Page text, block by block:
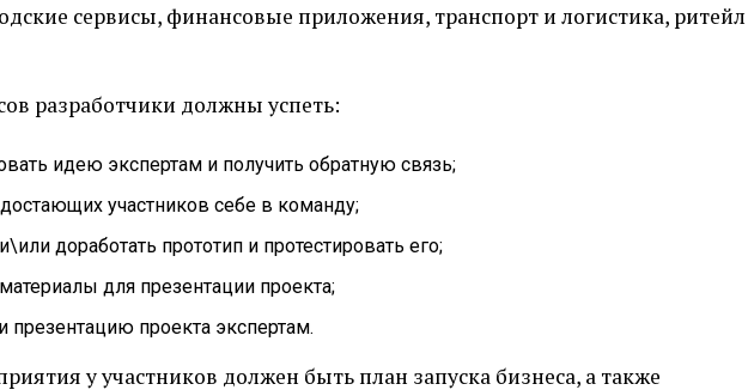
сервисы, финансовые приложения, транспорт и логистика, ритейл
разработчики должны успеть:
идею экспертам и получить обратную связь;
участников себе в команду;
доработать прототип и протестировать его;
для презентации проекта;
презентацию проекта экспертам.
у участников должен быть план запуска бизнеса, а также